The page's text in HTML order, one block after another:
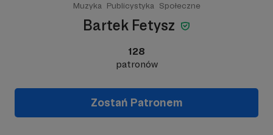
Muzyka Publicystyka Społeczne
Bartek Fetysz
128
patronów
Zostań Patronem